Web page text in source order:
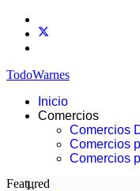
TodoWarnes
Inicio
Comercios
Comercios
Comercios
Comercios
Featured